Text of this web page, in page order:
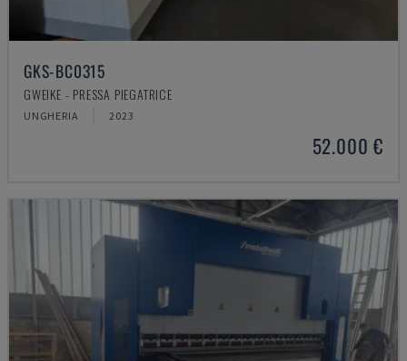
GKS-BC0315
GWEIKE - PRESSA PIEGATRICE
UNGHERIA 2023
52.000 €